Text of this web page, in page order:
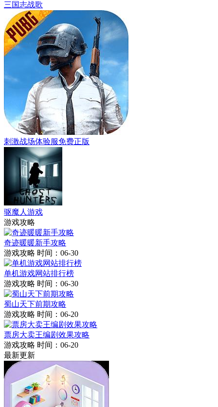
三国志战歌
刺激战场体验服免费正版
驱魔人游戏
游戏攻略
奇迹暖暖新手攻略
游戏攻略 时间：06-30
单机游戏网站排行榜
游戏攻略 时间：06-30
蜀山天下前期攻略
游戏攻略 时间：06-20
票房大卖王编剧效果攻略
游戏攻略 时间：06-20
最新更新